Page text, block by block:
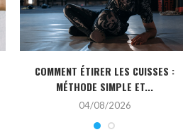
COMMENT ÉTIRER LES CUISSES :
MÉTHODE SIMPLE ET...
04/08/2026